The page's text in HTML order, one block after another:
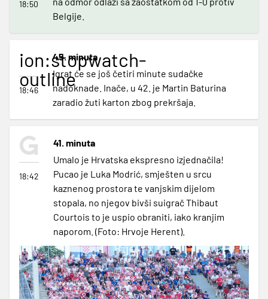
18:50
Belgije.
ion:stopwatch-
outline
18:46
45. minuta
Igrat će se još četiri minute sudačke
nadoknade. Inače, u 42. je Martin Baturina
zaradio žuti karton zbog prekršaja.
18:42
41. minuta
Umalo je Hrvatska ekspresno izjednačila!
Pucao je Luka Modrić, smješten u srcu
kaznenog prostora te vanjskim dijelom
stopala, no njegov bivši suigrač Thibaut
Courtois to je uspio obraniti, iako kranjim
naporom. (Foto: Hrvoje Herent).